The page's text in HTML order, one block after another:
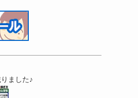
ました♪